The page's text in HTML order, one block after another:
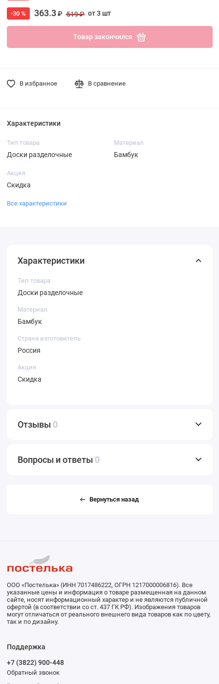
-30 % 363.3₽ 519 ₽ от 3 шт
Товар закончился
В избранное В сравнение
Характеристики
Тип товара
Доски разделочные
Материал
Бамбук
Акция
Скидка
Все характеристики
Характеристики
Тип товара
Доски разделочные
Материал
Бамбук
Страна изготовитель
Россия
Акция
Скидка
Отзывы 0
Вопросы и ответы 0
Вернуться назад
ООО «Постелька» (ИНН 7017486222, ОГРН 1217000006816). Все
указанные цены и информация о товаре размещенная на данном
сайте, носят информационный характер и не являются публичной
офертой (в соответствии со ст. 437 ГК РФ). Изображения товаров
могут отличаться от реального внешнего вида товаров как по цвету,
так и по дизайну.
Поддержка
+7 (3822) 900-448
Обратный звонок